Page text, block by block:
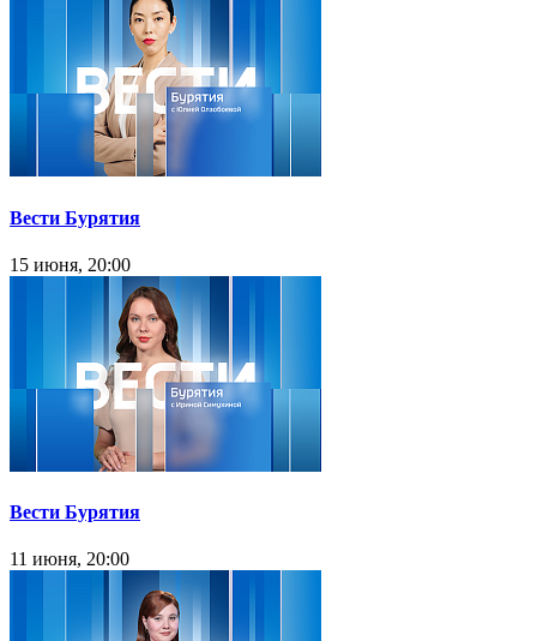
Вести Бурятия
15 июня, 20:00
Вести Бурятия
11 июня, 20:00